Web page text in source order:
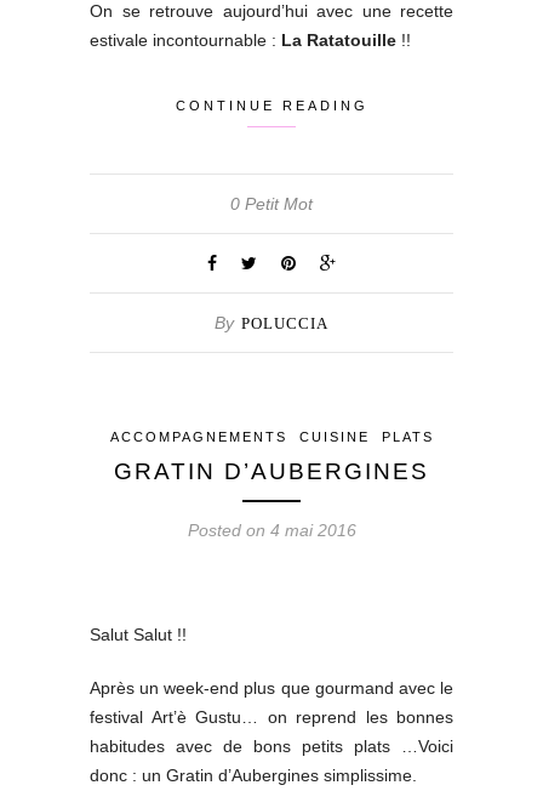
On se retrouve aujourd’hui avec une recette
estivale incontournable : La Ratatouille !!
CONTINUE READING
0 Petit Mot
By POLUCCIA
ACCOMPAGNEMENTS CUISINE PLATS
GRATIN D’AUBERGINES
Posted on 4 mai 2016
Salut Salut !!
Après un week-end plus que gourmand avec le
festival Art’è Gustu… on reprend les bonnes
habitudes avec de bons petits plats …Voici
donc : un Gratin d’Aubergines simplissime.